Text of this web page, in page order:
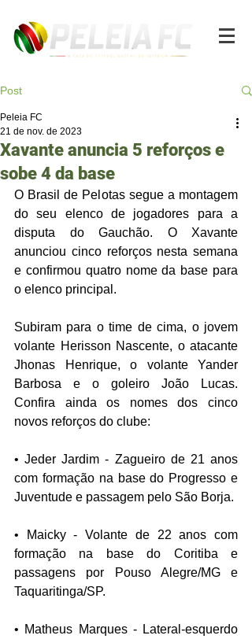
Post
Xavante anuncia 5 reforços e
sobe 4 da base
Peleia FC
21 de nov. de 2023
O Brasil de Pelotas segue a montagem
do seu elenco de jogadores para a
disputa do Gauchão. O Xavante
anunciou cinco reforços nesta semana
e confirmou quatro nome da base para
o elenco principal.
Subiram para o time de cima, o jovem
volante Herisson Nascente, o atacante
Jhonas Henrique, o volante Yander
Barbosa e o goleiro João Lucas.
Confira ainda os nomes dos cinco
novos reforços do clube:
• Jeder Jardim - Zagueiro de 21 anos
com formação na base do Progresso e
Juventude e passagem pelo São Borja.
• Maicky - Volante de 22 anos com
formação na base do Coritiba e
passagens por Pouso Alegre/MG e
Taquaritinga/SP.
• Matheus Marques - Lateral-esquerdo